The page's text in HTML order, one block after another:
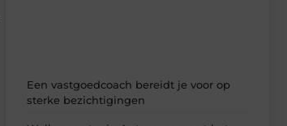
Een vastgoedcoach bereidt je voor op
sterke bezichtigingen